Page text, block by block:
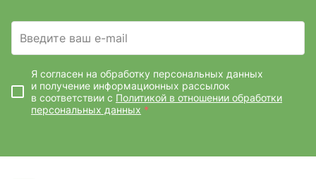
Введите ваш e-mail
Я согласен на обработку персональных данных
и получение информационных рассылок
в соответствии с Политикой в отношении обработки
персональных данных *